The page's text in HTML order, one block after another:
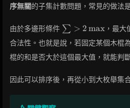
序無關的子集計數問題，常見的做法
由於多邊形條件 \sum
> 2
\max
∑ > 2 max ，最
合法性。也就是說，若固定某個木棍
棍的和是否大於這個最大值，就能判
因此可以排序後，再從小到大枚舉集